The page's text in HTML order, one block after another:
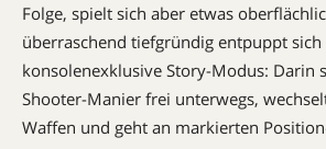
Folge, spielt sich aber etwas
überraschend tiefgründig entpuppt sich
konsolenexklusive Story-Modus: Darin
Shooter-Manier frei unterwegs,
Waffen und geht an markierten